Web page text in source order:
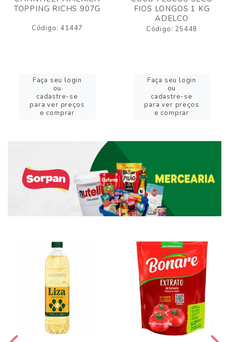
TOPPING RICHS 907G
Código: 41447
Faça seu login
ou
cadastre-se
para ver preços
e comprar
FIOS LONGOS 1 KG
ADELCO
Código: 25448
Faça seu login
ou
cadastre-se
para ver preços
e comprar